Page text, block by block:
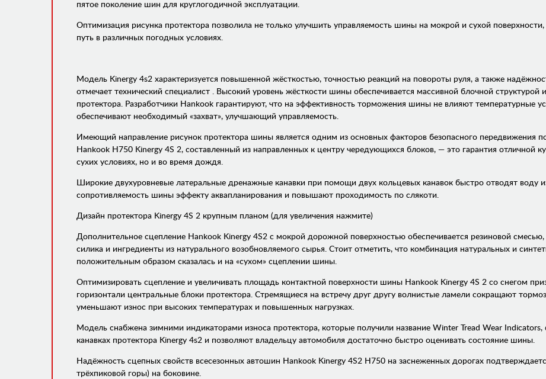
пятое поколение шин для круглогодичной эксплуатации.
Оптимизация рисунка протектора позволила не только улучшить управляемость шины на мокрой и сухой
путь в различных погодных условиях.
Модель Kinergy 4s2 характеризуется повышенной жёсткостью, точностью реакций на повороты руля, а также
отмечает технический специалист . Высокий уровень жёсткости шины обеспечивается массивной блочной
протектора. Разработчики Hankook гарантируют, что на эффективность торможения шины не влияют температурные
обеспечивают необходимый «захват», улучшающий управляемость.
Имеющий направление рисунок протектора шины является одним из основных факторов безопасного передвижения
Hankook H750 Kinergy 4S 2, составленный из направленных к центру чередующихся блоков, — это гарантия отличной
сухих условиях, но и во время дождя.
Широкие двухуровневые латеральные дренажные канавки при помощи двух кольцевых канавок быстро отводят воду
сопротивляемость шины эффекту аквапланирования и повышают проходимость по слякоти.
Дизайн протектора Kinergy 4S 2 крупным планом (для увеличения нажмите)
Дополнительное сцепление Hankook Kinergy 4S2 с мокрой дорожной поверхностью обеспечивается резиновой
силика и ингредиенты из натурального возобновляемого сырья. Стоит отметить, что комбинация натуральных и
положительным образом сказалась и на «сухом» сцеплении шины.
Оптимизировать сцепление и увеличивать площадь контактной поверхности шины Hankook Kinergy 4S 2 со снегом
горизонтали центральные блоки протектора. Стремящиеся на встречу друг другу волнистые ламели сокращают
уменьшают износ при высоких температурах и повышенных нагрузках.
Модель снабжена зимними индикаторами износа протектора, которые получили название Winter Tread Wear
канавках протектора Kinergy 4s2 и позволяют владельцу автомобиля достаточно быстро оценивать состояние шины.
Надёжность сцепных свойств всесезонных автошин Hankook Kinergy 4S2 H750 на заснеженных дорогах
трёхпиковой горы) на боковине.